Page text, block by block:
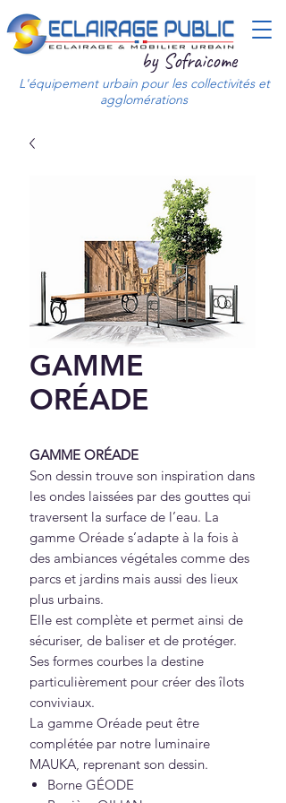
by Sofraicome
L'équipement urbain pour les collectivités et
agglomérations
GAMME
ORÉADE
GAMME ORÉADE
Son dessin trouve son inspiration dans
les ondes laissées par des gouttes qui
traversent la surface de l’eau. La
gamme Oréade s’adapte à la fois à
des ambiances végétales comme des
parcs et jardins mais aussi des lieux
plus urbains.
Elle est complète et permet ainsi de
sécuriser, de baliser et de protéger.
Ses formes courbes la destine
particulièrement pour créer des îlots
conviviaux.
La gamme Oréade peut être
complétée par notre luminaire
MAUKA, reprenant son dessin.
Borne GÉODE